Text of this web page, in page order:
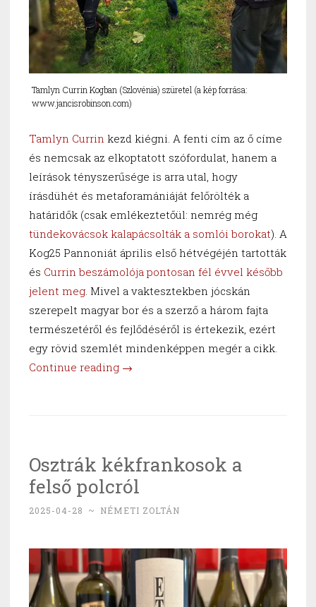
Tamlyn Currin Kogban (Szlovénia) szüretel (a kép forrása:
www.jancisrobinson.com)
Tamlyn Currin kezd kiégni. A fenti cím az ő címe
és nemcsak az elkoptatott szófordulat, hanem a
leírások tényszerűsége is arra utal, hogy
írásdühét és metaforamániáját felőrölték a
határidők (csak emlékeztetőül: nemrég még
tündekovácsok kalapácsolták a somlói borokat). A
Kog25 Pannoniát április első hétvégéjén tartották
és Currin beszámolója pontosan fél évvel később
jelent meg. Mivel a vaktesztekben jócskán
szerepelt magyar bor és a szerző a három fajta
természetéről és fejlődéséről is értekezik, ezért
egy rövid szemlét mindenképpen megér a cikk.
Continue reading “Felteszik
a
kékfrankost
→
Osztrák kékfrankosok a
felső polcról
2025-04-28 ~ NÉMETI ZOLTÁN